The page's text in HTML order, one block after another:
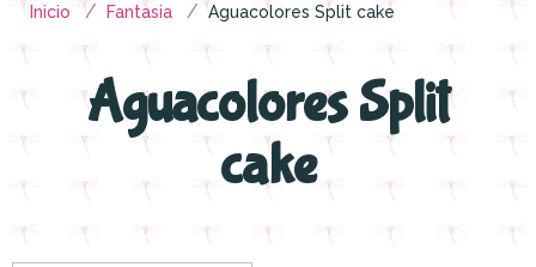
Inicio Fantasia Aguacolores Split cake
Aguacolores Split
cake